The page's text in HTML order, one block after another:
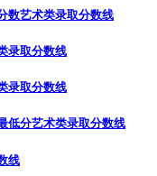
数艺术类录取分数线
录取分数线
录取分数线
低分艺术类录取分数线
线